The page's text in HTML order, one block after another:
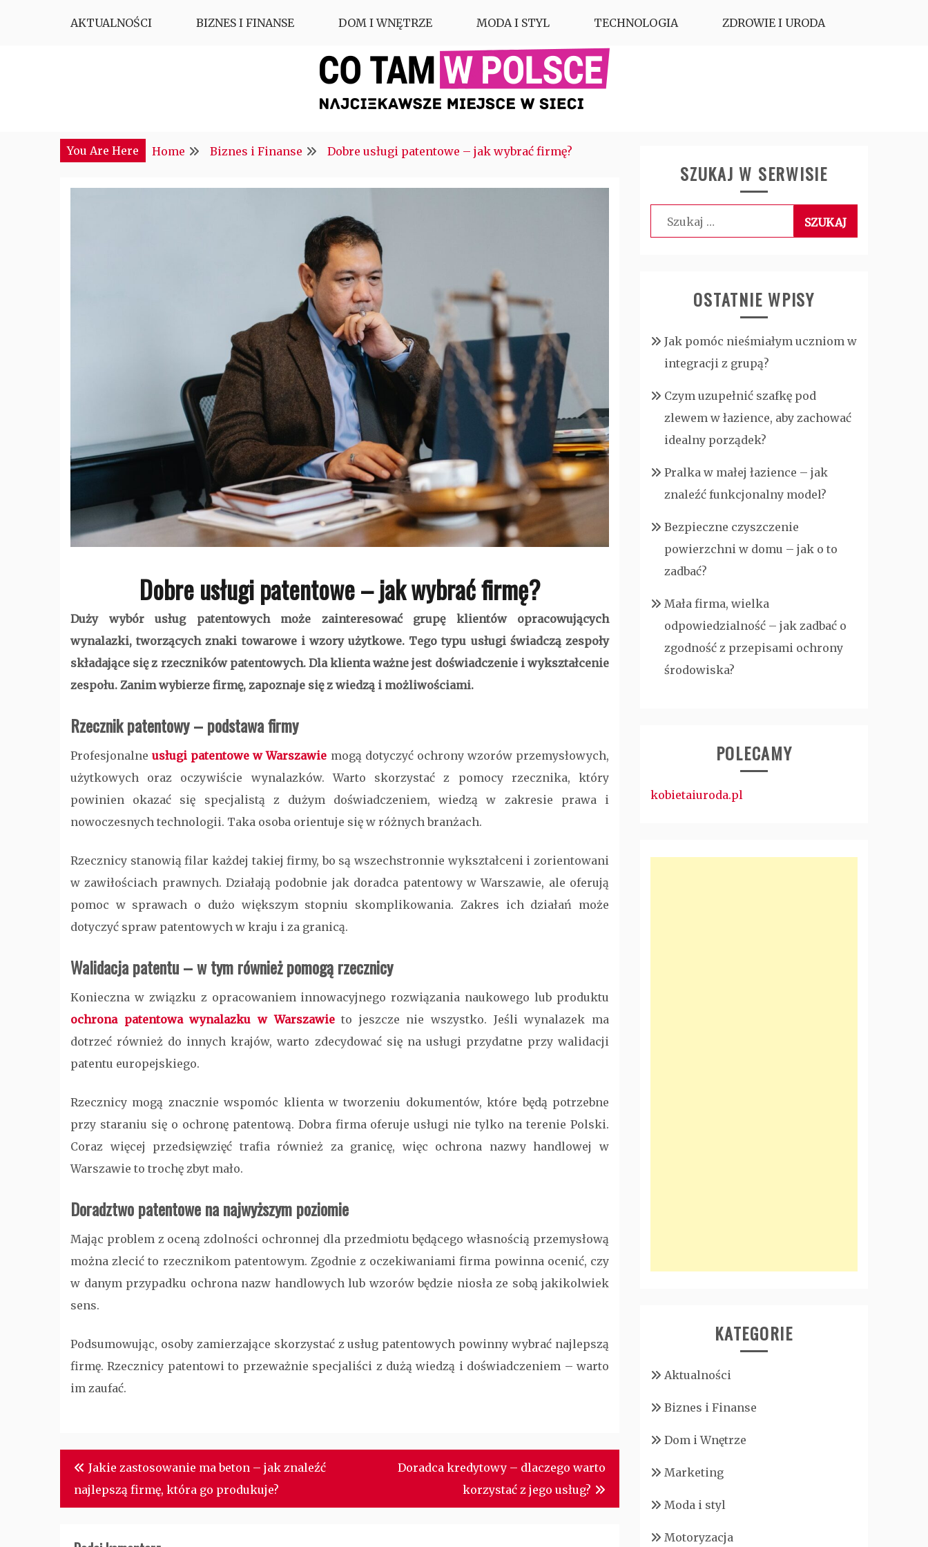
AKTUALNOŚCI BIZNES I FINANSE DOM I WNĘTRZE MODA I STYL TECHNOLOGIA ZDROWIE I URODA
CTM POLONIA
You Are Here
Home Biznes i Finanse Dobre usługi patentowe – jak wybrać firmę?
Dobre usługi patentowe – jak wybrać firmę?
Duży wybór usług patentowych może zainteresować grupę klientów opracowujących
wynalazki, tworzących znaki towarowe i wzory użytkowe. Tego typu usługi świadczą zespoły
składające się z rzeczników patentowych. Dla klienta ważne jest doświadczenie i wykształcenie
zespołu. Zanim wybierze firmę, zapoznaje się z wiedzą i możliwościami.
Rzecznik patentowy– podstawa firmy
Profesjonalneusługi patentowe w Warszawie mogą dotyczyć ochrony wzorów przemysłowych,
użytkowych oraz oczywiście wynalazków. Warto skorzystać z pomocy rzecznika, który
powinien okazać się specjalistą z dużym doświadczeniem, wiedzą w zakresie prawa i
nowoczesnych technologii. Taka osoba orientuje się w różnych branżach.
Rzecznicy stanowią filar każdej takiej firmy, bo są wszechstronnie wykształceni i zorientowani
w zawiłościach prawnych. Działają podobnie jak doradca patentowy w Warszawie, ale oferują
pomoc w sprawach o dużo większym stopniu skomplikowania. Zakres ich działań może
dotyczyć spraw patentowych w kraju i za granicą.
Walidacja patentu –w tym również pomogą rzecznicy
Konieczna w związku z opracowaniem innowacyjnego rozwiązania naukowego lub produktu
ochrona patentowa wynalazku w Warszawie to jeszcze nie wszystko. Jeśli wynalazek ma
dotrzeć również do innych krajów, warto zdecydować się na usługi przydatne przy walidacji
patentu europejskiego.
Rzecznicy mogą znacznie wspomóc klienta w tworzeniu dokumentów, które będą potrzebne
przy staraniu się o ochronę patentową. Dobra firma oferuje usługi nie tylko na terenie Polski.
Coraz więcej przedsięwzięć trafia również za granicę, więc ochrona nazwy handlowej w
Warszawie to trochę zbyt mało.
Doradztwo patentowena najwyższym poziomie
Mając problem z oceną zdolności ochronnej dla przedmiotu będącego własnością przemysłową
można zlecić to rzecznikom patentowym. Zgodnie z oczekiwaniami firma powinna ocenić, czy
w danym przypadku ochrona nazw handlowych lub wzorów będzie niosła ze sobą jakikolwiek
sens.
Podsumowując, osoby zamierzające skorzystać z usług patentowych powinny wybrać najlepszą
firmę. Rzecznicy patentowi to przeważnie specjaliści z dużą wiedzą i doświadczeniem – warto
im zaufać.
Nawigacja
wpisu
Jakie zastosowanie ma beton – jak znaleźć
najlepszą firmę, która go produkuje?
Doradca kredytowy – dlaczego warto
korzystać z jego usług?
SZUKAJ W SERWISIE
Szukaj:
OSTATNIE WPISY
Jak pomóc nieśmiałym uczniom w
integracji z grupą?
Czym uzupełnić szafkę pod
zlewem w łazience, aby zachować
idealny porządek?
Pralka w małej łazience – jak
znaleźć funkcjonalny model?
Bezpieczne czyszczenie
powierzchni w domu – jak o to
zadbać?
Mała firma, wielka
odpowiedzialność – jak zadbać o
zgodność z przepisami ochrony
środowiska?
POLECAMY
kobietaiuroda.pl
KATEGORIE
Aktualności
Biznes i Finanse
Dom i Wnętrze
Marketing
Moda i styl
Motoryzacja